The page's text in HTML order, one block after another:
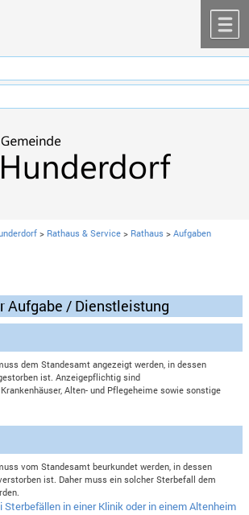
> Rathaus & Service > Rathaus >Aufgaben
Aufgabe / Dienstleistung
dem Standesamt angezeigt werden, in dessen
ist. Anzeigepflichtig sind
Alten- und Pflegeheime sowie sonstige
vom Standesamt beurkundet werden, in dessen
ist. Daher muss ein solcher Sterbefall dem
in einer Klinik oder in einem Altenheim